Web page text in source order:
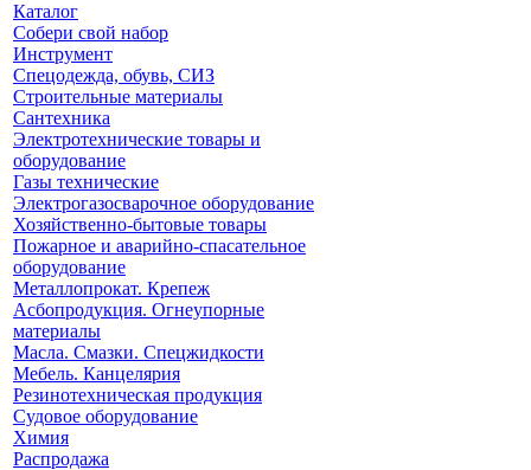
Каталог
Собери свой набор
Инструмент
Спецодежда, обувь, СИЗ
Строительные материалы
Сантехника
Электротехнические товары и
оборудование
Газы технические
Электрогазосварочное оборудование
Хозяйственно-бытовые товары
Пожарное и аварийно-спасательное
оборудование
Металлопрокат. Крепеж
Асбопродукция. Огнеупорные
материалы
Масла. Смазки. Спецжидкости
Мебель. Канцелярия
Резинотехническая продукция
Судовое оборудование
Химия
Распродажа